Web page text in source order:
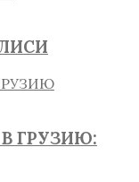
ГРУЗИЮ: